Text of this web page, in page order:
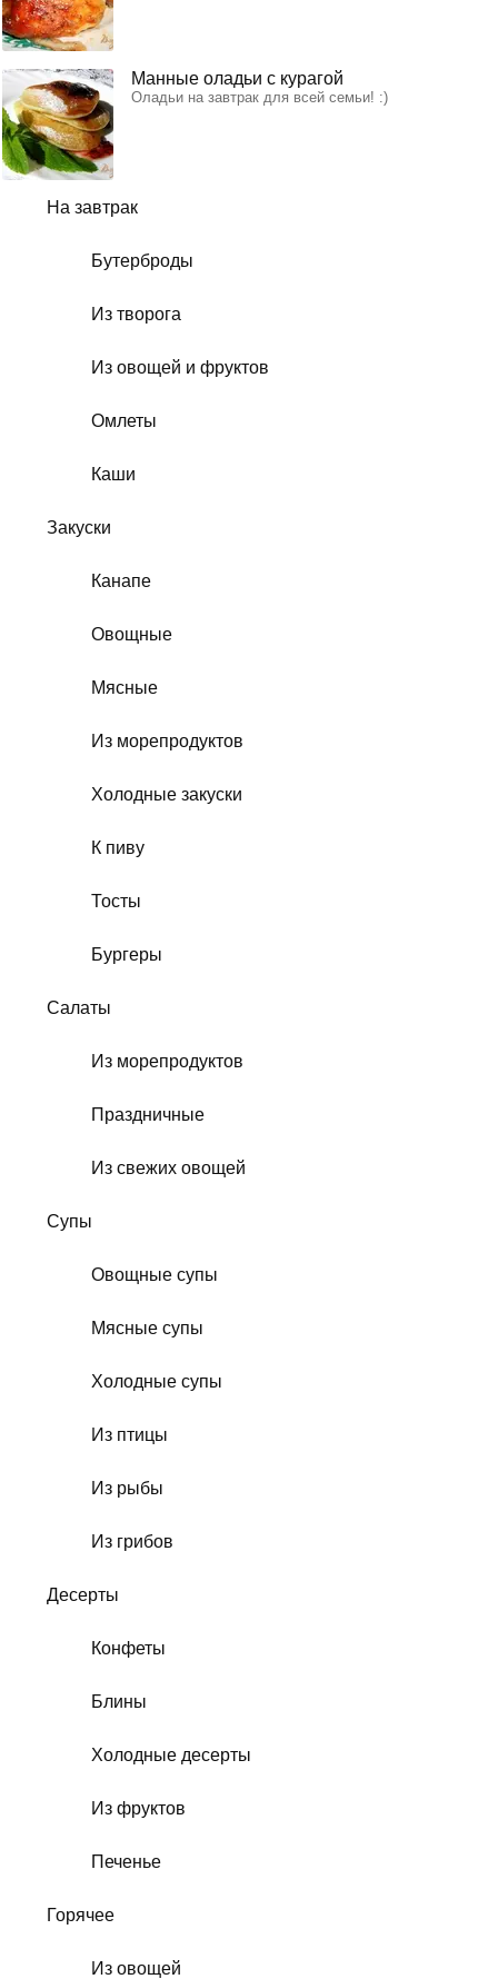
На завтрак
Бутерброды
Из творога
Из овощей и фруктов
Омлеты
Каши
Закуски
Канапе
Овощные
Мясные
Из морепродуктов
Холодные закуски
К пиву
Тосты
Бургеры
Салаты
Из морепродуктов
Праздничные
Из свежих овощей
Супы
Овощные супы
Мясные супы
Холодные супы
Из птицы
Из рыбы
Из грибов
Десерты
Конфеты
Блины
Холодные десерты
Из фруктов
Печенье
Горячее
Из овощей
Манные оладьи с курагой
Оладьи на завтрак для всей семьи! :)